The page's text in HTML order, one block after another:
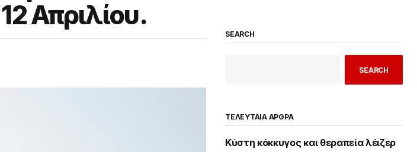
Απριλίου.
SEARCH
SEARCH
ΤΕΛΕΥΤΑΙΑ ΑΡΘΡΑ
Κύστη κόκκυγος και θεραπεία λέιζερ